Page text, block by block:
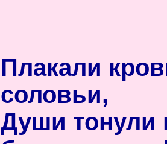
Плакали
соловьи,
Души тонули